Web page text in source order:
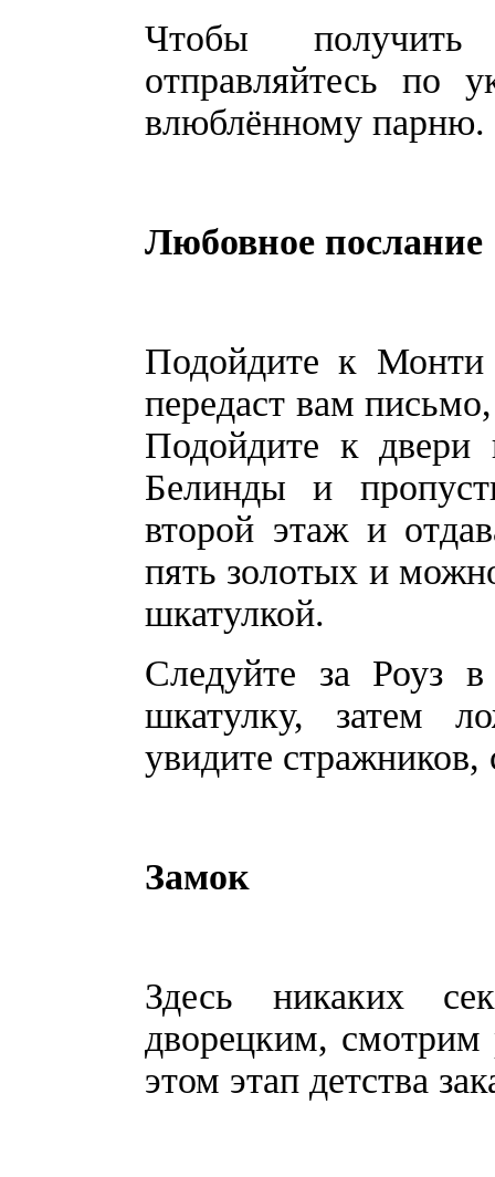
Чтобы
отправляйтесь по
влюблённому парню.
Любовное послание
Подойдите к Монти
передаст вам
Подойдите к двери
Белинды и
второй этаж и
пять золотых и
шкатулкой.
Следуйте за Роуз в
шкатулку, затем
увидите стражников,
Замок
Здесь никаких
дворецким,
этом этап детства